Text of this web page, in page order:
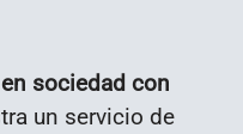
sociedad con
un servicio de